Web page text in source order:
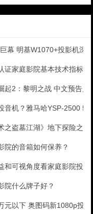
幕 明基W1070+投影机深
证家庭影院基本技术指标
起2：黎明之战 中文预告片
音机？雅马哈YSP-2500
位
之盗墓江湖》地下探险之
院的音箱如何保养？
和可视角度看家庭影院投影
机测评
院什么牌子好？
元以下 奥图码新1080p投